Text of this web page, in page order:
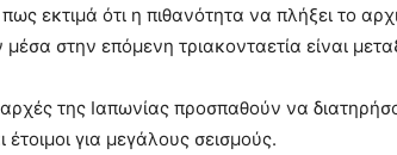
εκτιμά ότι η πιθανότητα να πλήξει το
στην επόμενη τριακονταετία είναι
της Ιαπωνίας προσπαθούν να
για μεγάλους σεισμούς.